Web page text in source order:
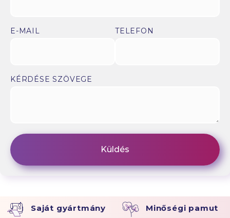
E-MAIL TELEFON
KÉRDÉSE SZÖVEGE
Saját gyártmány Minőségi pamut